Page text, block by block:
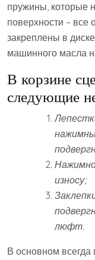
пружины, которые
поверхности –
закреплены в
машинного масла
В корзине
следующие
износу;
люфт.
В основном всегда